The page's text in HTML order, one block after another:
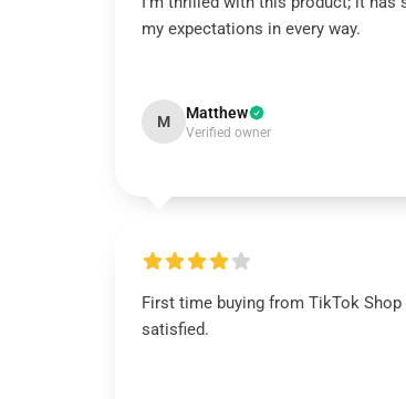
my expectations in every way.
M Matthew
Verified owner
First time buying from TikTok Shop
satisfied.